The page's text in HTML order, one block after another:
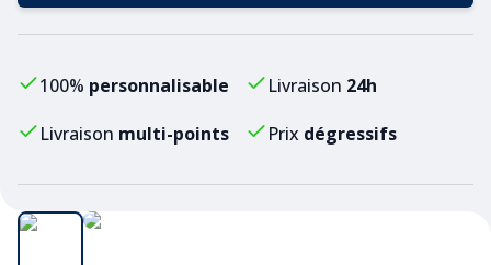
100% personnalisable Livraison 24h
Livraison multi-points Prix dégressifs